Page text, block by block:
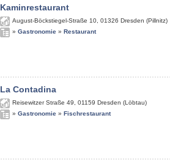
Kaminrestaurant
August-Böckstiegel-Straße 10 01326 Dresden (Pillnitz)
» Gastronomie » Restaurant
La Contadina
Reisewitzer Straße 49 01159 Dresden (Löbtau)
» Gastronomie » Fischrestaurant